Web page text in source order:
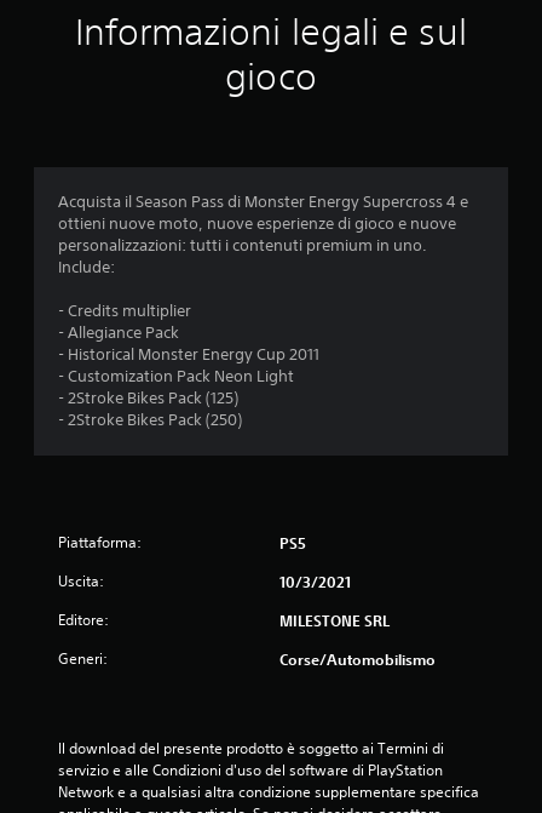
o
Informazioni legali e sul
gioco
Acquista il Season Pass di Monster Energy Supercross 4 e
ottieni nuove moto, nuove esperienze di gioco e nuove
personalizzazioni: tutti i contenuti premium in uno.
Include:
- Credits multiplier
- Allegiance Pack
- Historical Monster Energy Cup 2011
- Customization Pack Neon Light
- 2Stroke Bikes Pack (125)
- 2Stroke Bikes Pack (250)
Piattaforma: PS5
Uscita: 10/3/2021
Editore: MILESTONE SRL
Generi: Corse/Automobilismo
Il download del presente prodotto è soggetto ai Termini di
servizio e alle Condizioni d'uso del software di PlayStation
Network e a qualsiasi altra condizione supplementare specifica